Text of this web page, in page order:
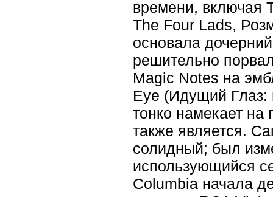
времени, включая
The Four Lads,
основала
решительно
Magic Notes на
Eye (Идущий Глаз:
тонко намекает на
также является.
солидный; был
использующийся
Columbia начала